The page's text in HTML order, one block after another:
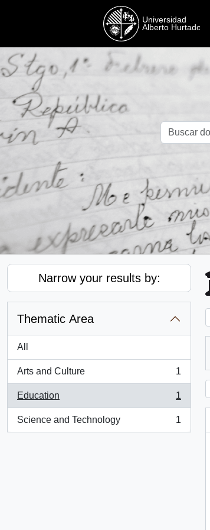
Narrow your results by:
Thematic Area
All
Arts and Culture
, 1 results
1
Education
, 1 results
1
Science and Technology
, 1 results
1